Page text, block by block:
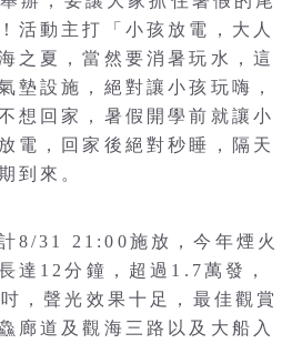
活動主打「小孩放電，大人
之夏，當然要消暑玩水，這
墊設施，絕對讓小孩玩嗨，
想回家，暑假開學前就讓小
電，回家後絕對秒睡，隔天
到來。
8/31 21:00施放，今年煙火
達12分鐘，超過1.7萬發，
，聲光效果十足，最佳觀賞
廊道及觀海三路以及大船入